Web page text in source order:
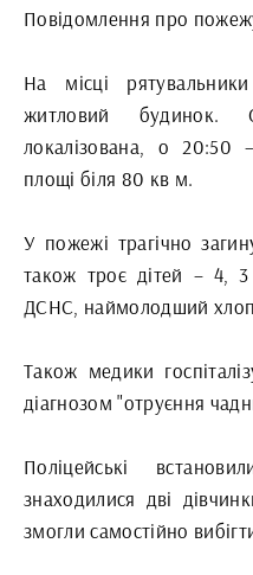
Повідомлення про
На місці
житловий
локалізована, о 20:50
площі біля 80 кв м.
У пожежі трагічно
також троє дітей – 4,
ДСНС, наймолодший
Також медики
діагнозом "отруєння
Поліцейські
знаходилися дві
змогли самостійно